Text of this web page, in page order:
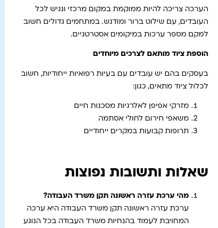
הערכה צריכה להיות ממוקמת במקום מרכזי ונגיש לכל
העובדים, עם שילוט ברור ומודגש. במתחמים גדולים חשוב
למקם מספר ערכות במיקומים אסטרטגיים.
הוספת ציוד מותאם לצרכים מיוחדים
בעסקים בהם יש עובדים עם בעיות רפואיות ייחודיות, חשוב
לכלול ציוד מתאים, כגון:
מזרקי אפיפן לאלרגיות מסכנות חיים
משאפי חירום לחולי אסתמה
תרופות קבועות במקרים ייחודיים
שאלות ותשובות נפוצות
מהי ערכת עזרה ראשונה תקן משרד העבודה?
ערכת עזרה ראשונה תקן משרד העבודה היא ערכה
המחויבת לעמוד בהנחיות משרד העבודה בכל הנוגע